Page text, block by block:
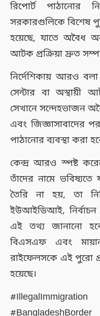
রিপোর্ট পাঠানোর
সরকারগুলিকে বিশেষ
হয়েছে, যাতে অবৈধ
আটক প্রক্রিয়া দ্রুত
নির্দেশিকায় আরও বলা
সেন্টার বা অস্থায়ী
সেখানে সন্দেহভাজন
এবং জিজ্ঞাসাবাদের
পাঠানোর ব্যবস্থা করা
কেন্দ্র আরও স্পষ্ট
তাঁদের নামে
তৈরি না হয়, তা
ইউআইডিআই, নির্বাচন
এই তথ্য জানানো হবে।
বিএসএফ এবং
রাইফেলসকে এই পুরো
হয়েছে।